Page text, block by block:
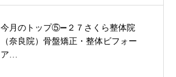
今月のトップ⑤➖２７さくら整体院
（奈良院）骨盤矯正・整体ビフォー
ア…